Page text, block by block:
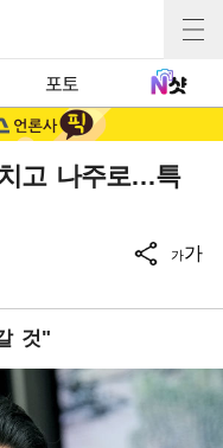
포토
고 나주로…특
가가
것"